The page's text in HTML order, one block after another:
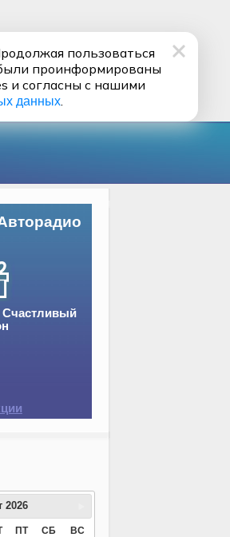
Счастливый
2026
ПТ СБ ВС
пользоваться
проинформированы
и согласны с нашими
данных.